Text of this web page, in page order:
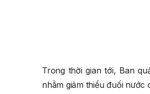
Trong thời gian tới, Ban
nhằm giảm thiểu đuối nước